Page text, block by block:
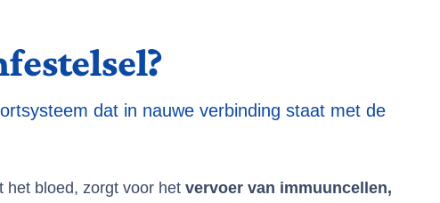
dat in nauwe verbinding staat met de
het bloed, zorgt voor het vervoer van immuuncellen,